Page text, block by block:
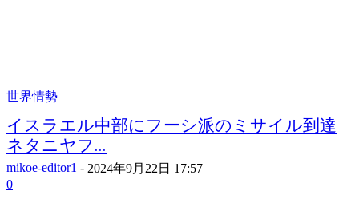
世界情勢
イスラエル中部にフーシ派のミサイル到達
ネタニヤフ...
mikoe-editor1 - 2024年9月22日 17:57
0